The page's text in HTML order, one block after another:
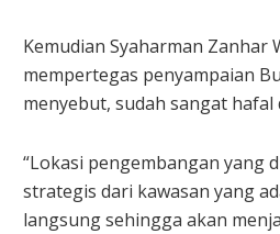
Kemudian Syaharman Zanhar
mempertegas penyampaian
menyebut, sudah sangat
“Lokasi pengembangan yang
strategis dari kawasan yang
langsung sehingga akan